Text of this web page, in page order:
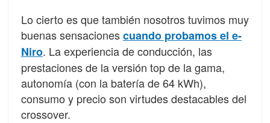
Lo cierto es que también nosotros tuvimos muy
buenas sensacionescuando probamos el e-
Niro. La experiencia de conducción, las
prestaciones de la versión top de la gama,
autonomía (con la batería de 64 kWh),
consumo y precio son virtudes destacables del
crossover.